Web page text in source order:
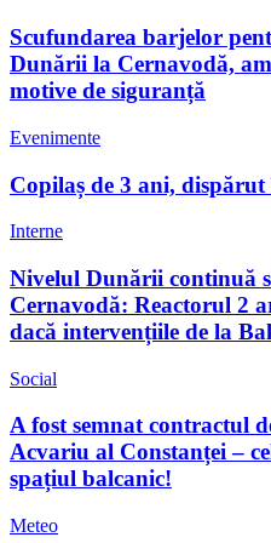
Scufundarea barjelor
Dunării la Cernavodă,
motive de siguranță
Evenimente
Copilaș de 3 ani,
Interne
Nivelul Dunării continuă
Cernavodă: Reactorul 2
dacă intervențiile de la
Social
A fost semnat contractul
Acvariu al Constanței –
spațiul balcanic!
Meteo